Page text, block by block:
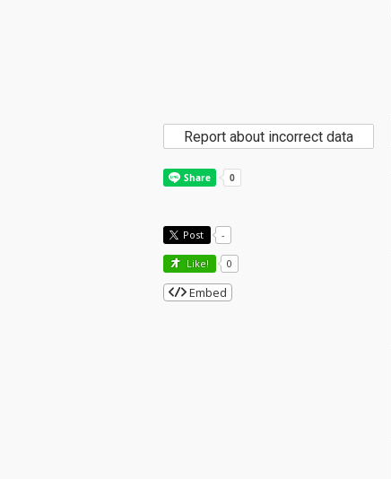
Report about incorrect data
Post -
Like! 0
Embed